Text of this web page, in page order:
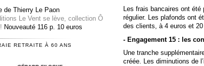
Les frais bancaires ont
régulier. Les plafonds ont
des clients, à 4 euros et
- Engagement 15 : les
Une tranche
créée. Les diminutions de
de Thierry Le Paon
Le Vent se lève, collection Ô
Nouveauté 116 p. 10 euros
RETRAITE À 60 ANS